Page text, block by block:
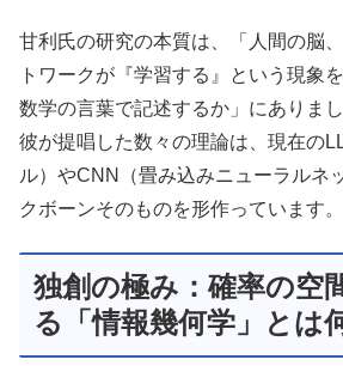
甘利氏の研究の本質は、「人間の脳
トワークが『学習する』という現象
数学の言葉で記述するか」にありまし
彼が提唱した数々の理論は、現在の
ル）やCNN（畳み込みニューラルネ
クボーンそのものを形作っています。
独創の極み：確率の空
る「情報幾何学」とは